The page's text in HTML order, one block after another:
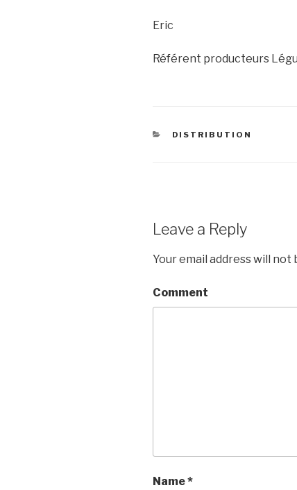
Eric
Référent producteurs
CATEGORIES
DISTRIBUTION
Leave a Reply
Your email address will not
Comment
Name*